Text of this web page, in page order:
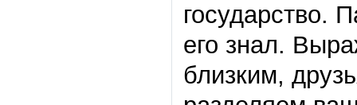
государство.
его знал.
близким,